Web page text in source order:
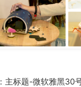
主标题-微软雅黑30